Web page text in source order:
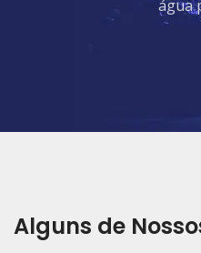
água
Alguns de